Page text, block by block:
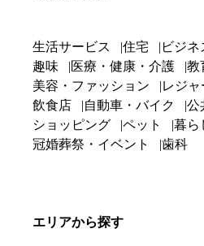
生活サービス 住宅 ビジネ
趣味
医療・健康・介護
教
美容・ファッション
レジ
飲食店
自動車・バイク
公
ショッピング
ペット
暮ら
冠婚葬祭・イベント
歯科
エリアから探す